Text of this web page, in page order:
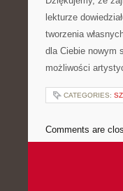
lekturze
tworzenia
dla​ Ciebie nowym
możliwości
CATEGORIES:
Comments are